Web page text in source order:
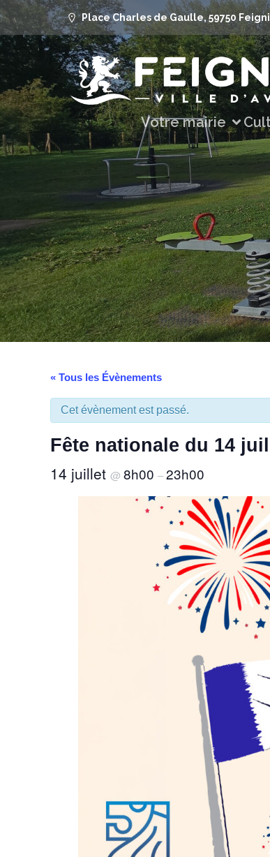
Place Charles de Gaulle, 59750
Votre mairie
« Tous les Évènements
Cet évènement est passé.
Fête nationale du 14
14 juillet @ 8h00 –23h00